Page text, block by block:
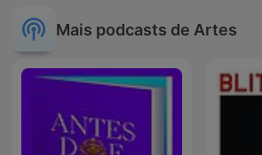
Mais podcasts de Artes